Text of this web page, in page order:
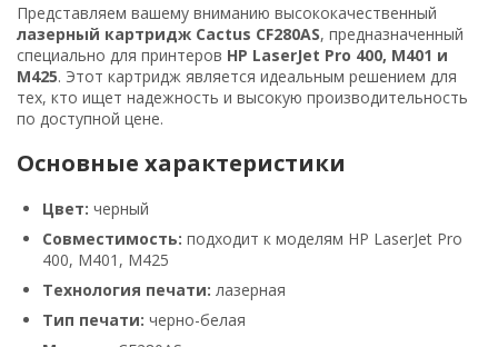
Представляем вашему вниманию высококачественный
лазерный картридж Cactus CF280AS, предназначенный
специально для принтеров HP LaserJet Pro 400, M401 и
M425. Этот картридж является идеальным решением для
тех, кто ищет надежность и высокую производительность
по доступной цене.
Основные характеристики
Цвет: черный
Совместимость: подходит к моделям HP LaserJet Pro
400, M401, M425
Технология печати: лазерная
Тип печати: черно-белая